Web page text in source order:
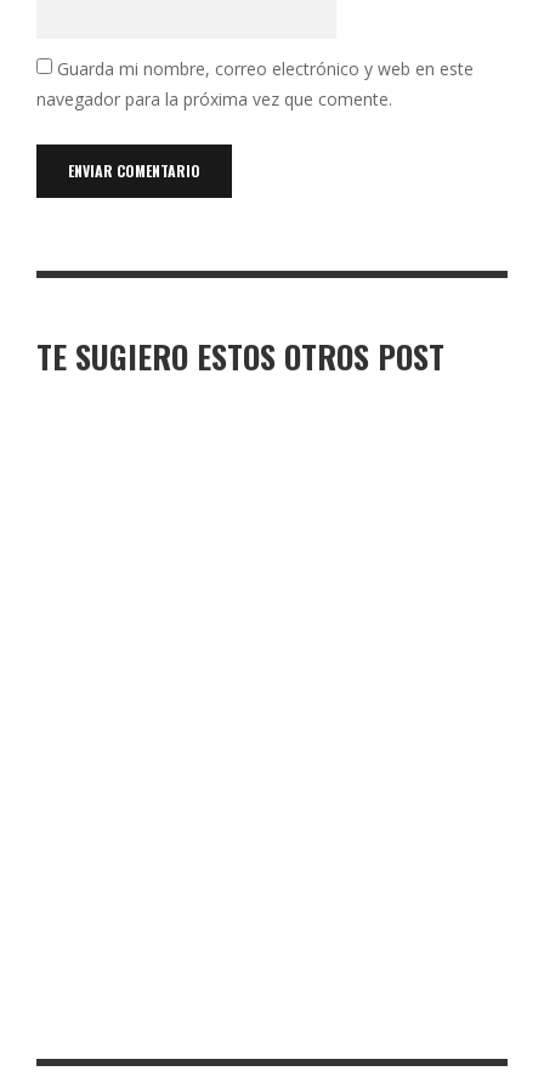
Guarda mi nombre, correo electrónico y web en este
navegador para la próxima vez que comente.
TE SUGIERO ESTOS OTROS POST